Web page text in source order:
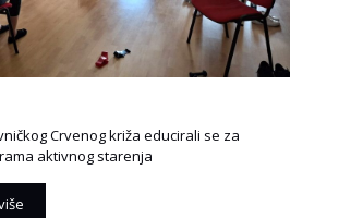
Crvenog križa educirali se za
aktivnog starenja